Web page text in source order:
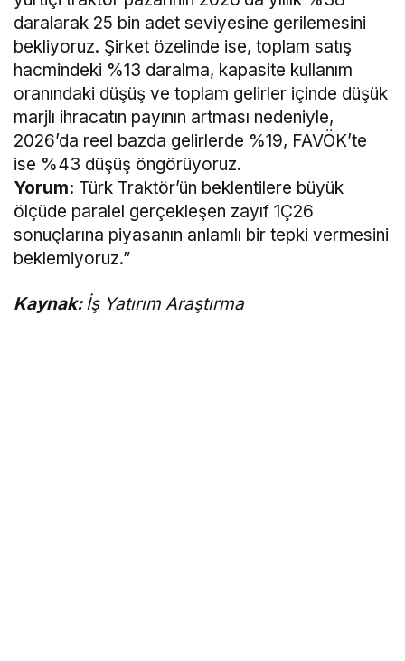
daralarak 25 bin adet seviyesine gerilemesini
bekliyoruz. Şirket özelinde ise, toplam satış
hacmindeki %13 daralma, kapasite kullanım
oranındaki düşüş ve toplam gelirler içinde düşük
marjlı ihracatın payının artması nedeniyle,
2026’da reel bazda gelirlerde %19, FAVÖK’te
ise %43 düşüş öngörüyoruz.
Yorum: Türk Traktör’ün beklentilere büyük
ölçüde paralel gerçekleşen zayıf 1Ç26
sonuçlarına piyasanın anlamlı bir tepki vermesini
beklemiyoruz.”
Kaynak:İş Yatırım Araştırma